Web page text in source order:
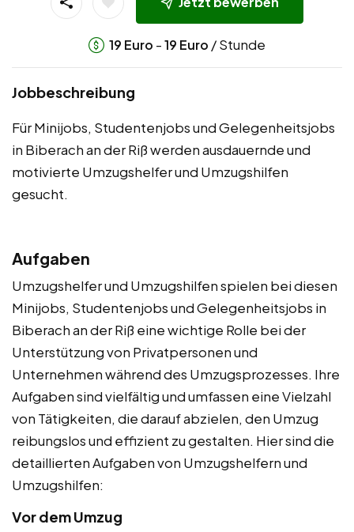
19 Euro -19 Euro / Stunde
Jobbeschreibung
Für Minijobs, Studentenjobs und Gelegenheitsjobs
in Biberach an der Riß werden ausdauernde und
motivierte Umzugshelfer und Umzugshilfen
gesucht.
Aufgaben
Umzugshelfer und Umzugshilfen spielen bei diesen
Minijobs, Studentenjobs und Gelegenheitsjobs in
Biberach an der Riß eine wichtige Rolle bei der
Unterstützung von Privatpersonen und
Unternehmen während des Umzugsprozesses. Ihre
Aufgaben sind vielfältig und umfassen eine Vielzahl
von Tätigkeiten, die darauf abzielen, den Umzug
reibungslos und effizient zu gestalten. Hier sind die
detaillierten Aufgaben von Umzugshelfern und
Umzugshilfen:
Vor dem Umzug